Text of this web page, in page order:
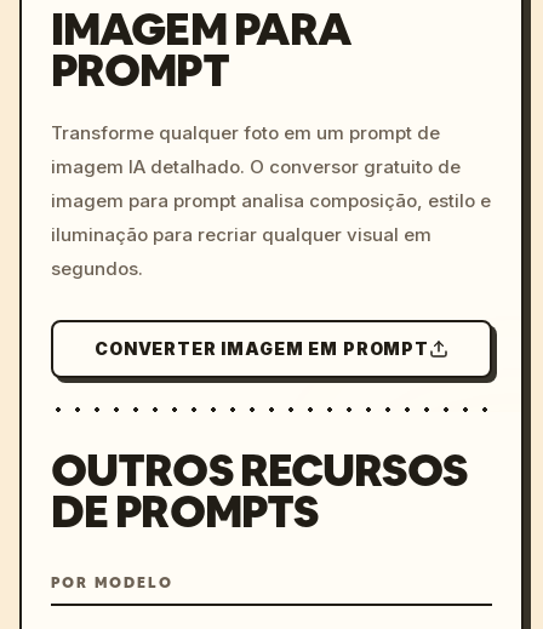
colors, 8k --v 6.0
IMAGEM PARA
PROMPT
Transforme qualquer foto em um prompt de
imagem IA detalhado. O conversor gratuito de
imagem para prompt analisa composição, estilo e
iluminação para recriar qualquer visual em
segundos.
CONVERTER IMAGEM EM PROMPT
OUTROS RECURSOS
DE PROMPTS
POR MODELO